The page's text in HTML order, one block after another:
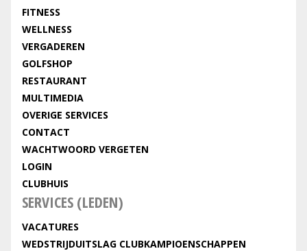
FITNESS
WELLNESS
VERGADEREN
GOLFSHOP
RESTAURANT
MULTIMEDIA
OVERIGE SERVICES
CONTACT
WACHTWOORD VERGETEN
LOGIN
CLUBHUIS
SERVICES (LEDEN)
VACATURES
WEDSTRIJDUITSLAG CLUBKAMPIOENSCHAPPEN